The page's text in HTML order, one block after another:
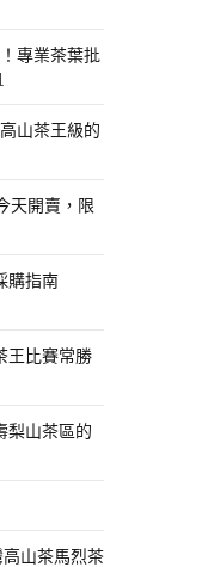
專業茶葉批
山茶王級的
天開賣，限
購指南
王比賽常勝
梨山茶區的
山茶馬烈茶